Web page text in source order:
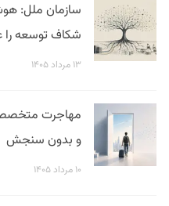
سازمان ملل:
شکاف توسعه را
۱۳ مرداد ۱۴۰۵
مهاجرت
و بدون سنجش
۱۰ مرداد ۱۴۰۵